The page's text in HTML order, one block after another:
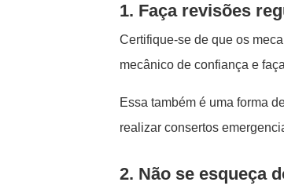
1. Faça revisões
Certifique-se de que os
mecânico de confiança e
Essa também é uma forma
realizar consertos
2. Não se esqueça